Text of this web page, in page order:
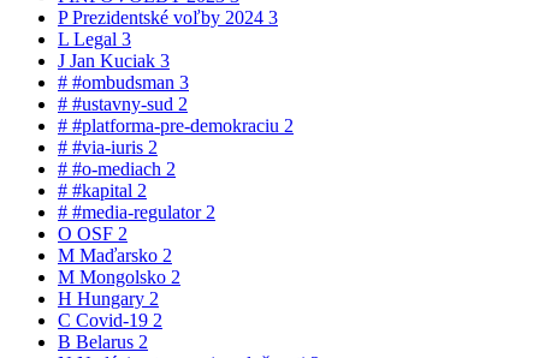
PPrezidentské voľby 2024 3
L Legal 3
J Jan Kuciak 3
# #ombudsman 3
# #ustavny-sud 2
# #platforma-pre-demokraciu 2
# #via-iuris 2
# #o-mediach 2
# #kapital 2
# #media-regulator 2
O OSF 2
M Maďarsko 2
M Mongolsko 2
H Hungary 2
C Covid-19 2
B Belarus 2